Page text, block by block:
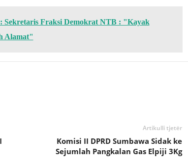
Sekretaris Fraksi Demokrat NTB : "Kayak
Alamat"
Artikulli tjetër
Komisi II DPRD Sumbawa Sidak ke
Sejumlah Pangkalan Gas Elpiji 3Kg